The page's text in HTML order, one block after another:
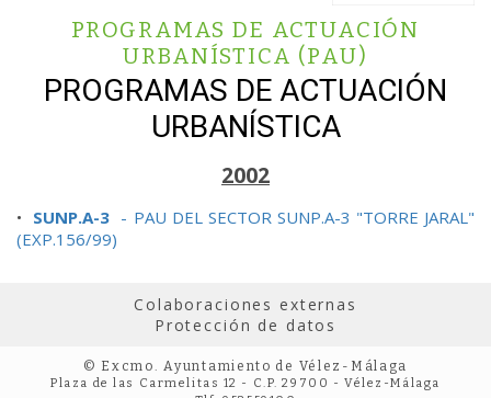
PROGRAMAS DE ACTUACIÓN
URBANÍSTICA (PAU)
PROGRAMAS DE ACTUACIÓN
URBANÍSTICA
2002
• SUNP.A-3 - PAU DEL SECTOR SUNP.A-3 "TORRE JARAL"
(EXP.156/99)
Colaboraciones externas
Protección de datos
© Excmo. Ayuntamiento de Vélez-Málaga
Plaza de las Carmelitas 12 - C.P. 29700 - Vélez-Málaga